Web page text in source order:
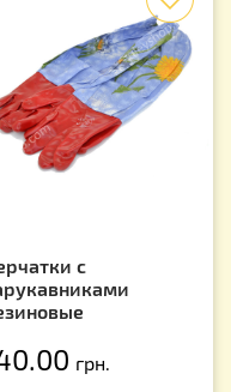
с
грн.